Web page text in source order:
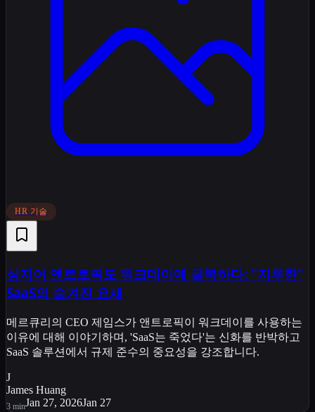
HR 기술
심지어 앤트로픽도 워크데이에 굴복하다: "지루한"
SaaS의 숨겨진 요새
메르큐리의 CEO 제임스가 앤트로픽이 워크데이를 사용하는
이유에 대해 이야기하며, 'SaaS는 죽었다'는 신화를 반박하고
SaaS 솔루션에서 규제 준수의 중요성을 강조합니다.
J
James Huang
3 minJan 27, 2026Jan 27